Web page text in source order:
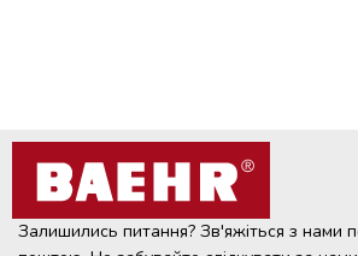
Залишились питання? Зв'яжіться з нами